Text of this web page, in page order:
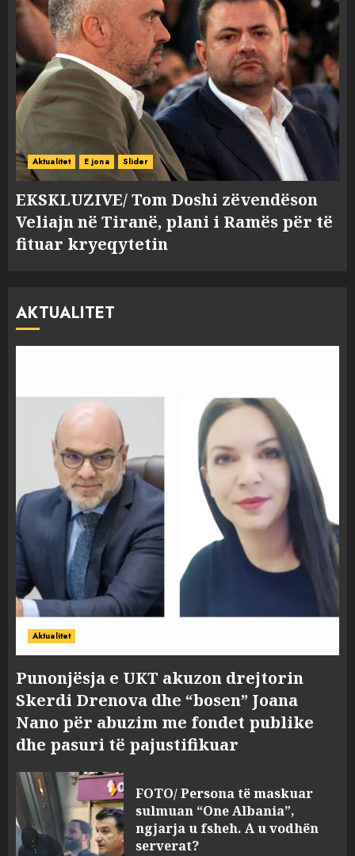
Aktualitet E jona Slider
EKSKLUZIVE/ Tom Doshi zëvendëson
Veliajn në Tiranë, plani i Ramës për të
fituar kryeqytetin
AKTUALITET
Aktualitet
Punonjësja e UKT akuzon drejtorin
Skerdi Drenova dhe “bosen” Joana
Nano për abuzim me fondet publike
dhe pasuri të pajustifikuar
FOTO/ Persona të maskuar
sulmuan “One Albania”,
ngjarja u fsheh. A u vodhën
serverat?